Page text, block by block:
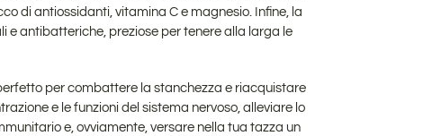
di antiossidanti, vitamina C e magnesio. Infine, la
e antibatteriche, preziose per tenere alla larga le
per combattere la stanchezza e riacquistare
e le funzioni del sistema nervoso, alleviare lo
e, ovviamente, versare nella tua tazza un